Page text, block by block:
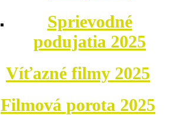
Sprievodné
podujatia 2025
Víťazné filmy 2025
Filmová porota 2025